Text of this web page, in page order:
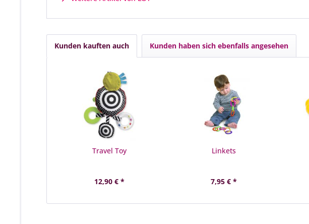
Kunden kauften auch Kunden haben sich ebenfalls angesehen
Travel Toy
12,90 € *
Linkets
7,95 € *